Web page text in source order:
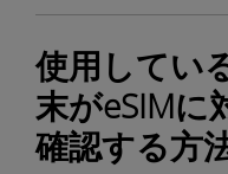
使用してい
末がeSIMに
確認する方